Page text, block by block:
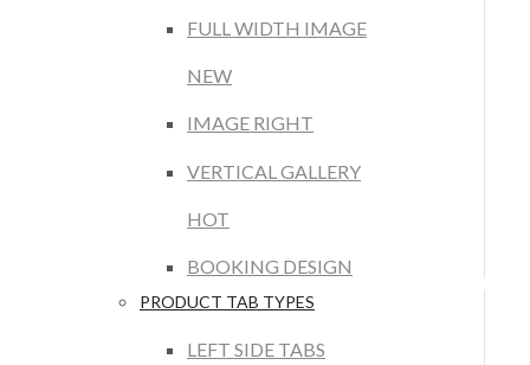
FULL WIDTH IMAGE
NEW
IMAGE RIGHT
VERTICAL GALLERY
HOT
BOOKING DESIGN
PRODUCT TAB TYPES
LEFT SIDE TABS